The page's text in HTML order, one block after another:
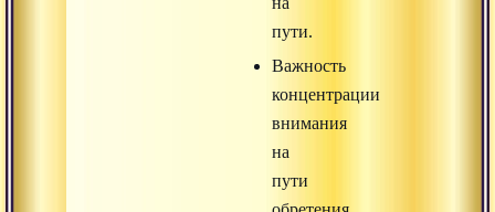
пути.
Важность
концентрации
внимания
на
пути